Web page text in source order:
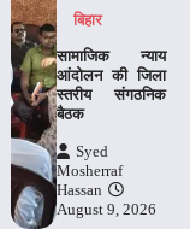
बिहार
​सामाजिक न्याय
आंदोलन की जिला
स्तरीय संगठनिक
बैठक
Syed
Mosherraf
Hassan
August 9, 2026